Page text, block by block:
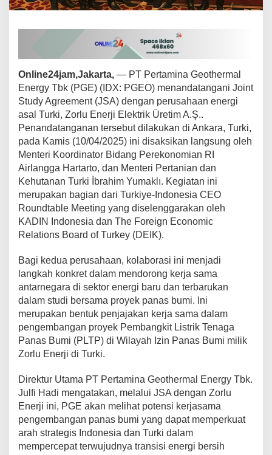
a
e
i
T
r
n
s
i
s
E
n
e
r
g
i
B
e
s
i
h
,
P
G
E
a
o
r
u
E
n
e
Online24jam,Jakarta, — PT Pertamina Geothermal
Energy Tbk (PGE) (IDX: PGEO) menandatangani Joint
Study Agreement (JSA) dengan perusahaan energi
asal Turki, Zorlu Enerji Elektrik Üretim A.Ş..
Penandatanganan tersebut dilakukan di Ankara, Turki,
pada Kamis (10/04/2025) ini disaksikan langsung oleh
Menteri Koordinator Bidang Perekonomian RI
Airlangga Hartarto, dan Menteri Pertanian dan
Kehutanan Turki İbrahim Yumaklı. Kegiatan ini
merupakan bagian dari Turkiye-Indonesia CEO
Roundtable Meeting yang diselenggarakan oleh
KADIN Indonesia dan The Foreign Economic
Relations Board of Turkey (DEIK).
Bagi kedua perusahaan, kolaborasi ini menjadi
langkah konkret dalam mendorong kerja sama
antarnegara di sektor energi baru dan terbarukan
dalam studi bersama proyek panas bumi. Ini
merupakan bentuk penjajakan kerja sama dalam
pengembangan proyek Pembangkit Listrik Tenaga
Panas Bumi (PLTP) di Wilayah Izin Panas Bumi milik
Zorlu Enerji di Turki.
Direktur Utama PT Pertamina Geothermal Energy Tbk.
Julfi Hadi mengatakan, melalui JSA dengan Zorlu
Enerji ini, PGE akan melihat potensi kerjasama
pengembangan panas bumi yang dapat memperkuat
arah strategis Indonesia dan Turki dalam
mempercepat terwujudnya transisi energi bersih